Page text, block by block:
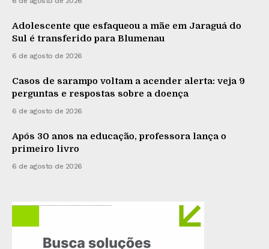
Adolescente que esfaqueou a mãe em Jaraguá do
Sul é transferido para Blumenau
6 de agosto de 2026
Casos de sarampo voltam a acender alerta: veja 9
perguntas e respostas sobre a doença
6 de agosto de 2026
Após 30 anos na educação, professora lança o
primeiro livro
6 de agosto de 2026